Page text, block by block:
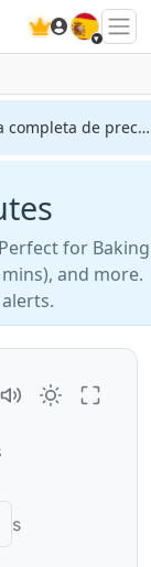
🇪🇸
de precisión!
for Baking
and more.
s